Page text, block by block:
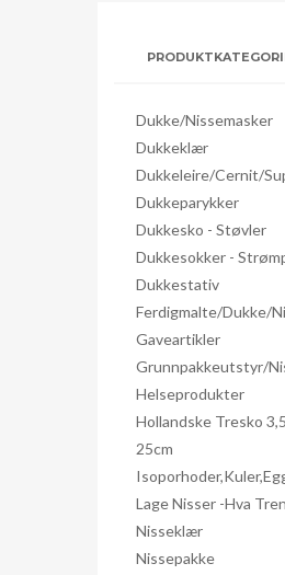
Dukke/nissemasker
Dukkeklær
Dukkeleire/Cernit/
Dukkeparykker
Dukkesko - Støvler
Dukkesokker -
Dukkestativ
Ferdigmalte/dukke/
Gaveartikler
Grunnpakkeutstyr/
Helseprodukter
Hollandske Tresko
25cm
Lage Nisser -hva
Nisseklær
Nissepakke